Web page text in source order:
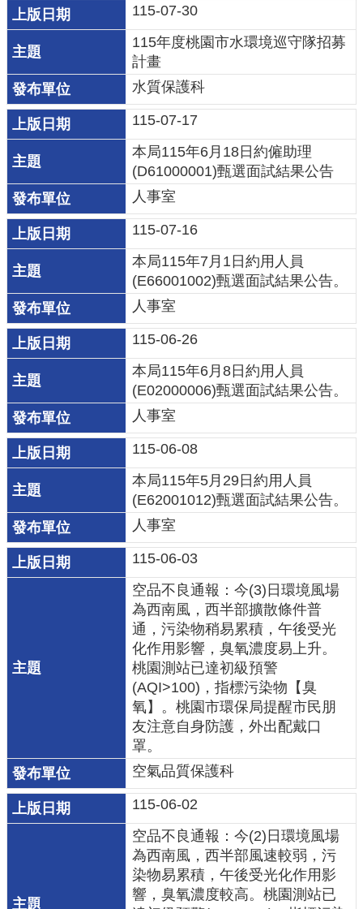
務
資
公
開
屬
機
關
電
動
機
車
巨
大
廢
家
俱
垃
圾
清
運
民
回
站
導
覽
115-07-30
115年度桃園市水環境巡守隊招募
計畫
水質保護科
115-07-17
本局115年6⽉18⽇約僱助理
(D61000001)甄選⾯試結果公告
人事室
115-07-16
本局115年7月1日約用人員
(E66001002)甄選面試結果公告。
人事室
115-06-26
本局115年6⽉8日約用人員
(E02000006)甄選⾯試結果公告。
人事室
115-06-08
本局115年5⽉29日約用人員
(E62001012)甄選⾯試結果公告。
人事室
115-06-03
空品不良通報：今(3)日環境風場
為西南風，西半部擴散條件普
通，污染物稍易累積，午後受光
化作用影響，臭氧濃度易上升。
桃園測站已達初級預警
(AQI>100)，指標污染物【臭
氧】。桃園市環保局提醒市民朋
友注意自身防護，外出配戴口
罩。
空氣品質保護科
115-06-02
空品不良通報：今(2)日環境風場
為西南風，西半部風速較弱，污
染物易累積，午後受光化作用影
響，臭氧濃度較高。桃園測站已